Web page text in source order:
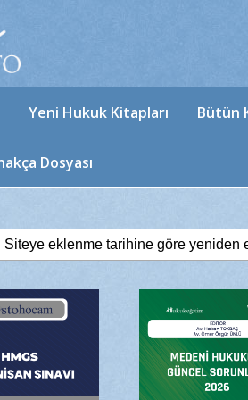
Yeni Hukuk Kitapları Bütün
Dosyası